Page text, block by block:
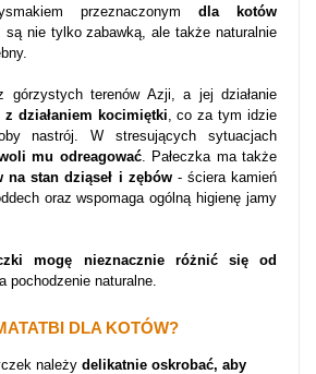
przeznaczonym dla kotów
są nie tylko zabawką, ale także naturalnie
górzystych terenów Azji, a jej działanie
z działaniem kocimiętki, co za tym idzie
nastrój.W stresujących sytuacjach
mu odreagować. Pałeczka ma także
na stan dziąseł i zębów- ściera kamień
oraz wspomaga ogólną higienę jamy
mogę nieznacznie różnić się od
pochodzenie naturalne.
DLA KOTÓW?
należy delikatnie oskrobać, aby